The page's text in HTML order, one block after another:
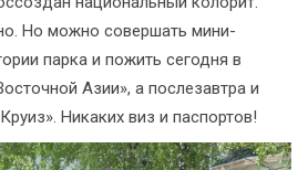
Но можно совершать мини-
парка и пожить сегодня в
Азии», а послезавтра и
Никаких виз и паспортов!